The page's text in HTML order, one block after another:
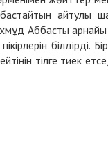
айтулы
Аббасты
білдірді.
тілге тиек